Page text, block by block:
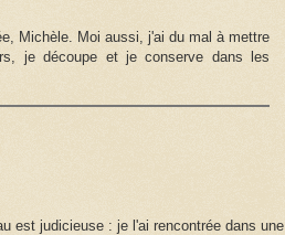
Michèle. Moi aussi, j'ai du mal à mettre
je découpe et je conserve dans les
est judicieuse : je l'ai rencontrée dans une